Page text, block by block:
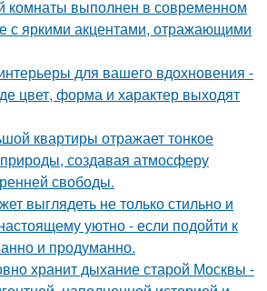
комнаты выполнен в современном
с яркими акцентами, отражающими
для вашего вдохновения -
цвет, форма и характер выходят
квартиры отражает тонкое
создавая атмосферу
свободы.
выглядеть не только стильно и
уютно - если подойти к
и продуманно.
хранит дыхание старой Москвы -